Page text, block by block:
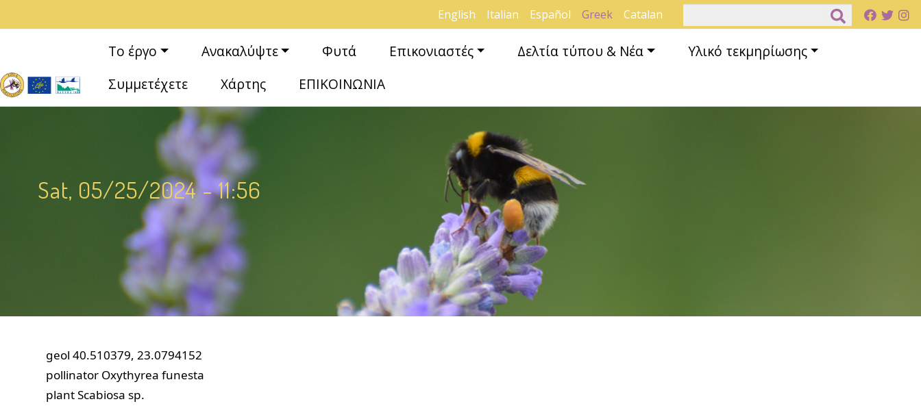
English Italian Español Greek Catalan
Κεντρική πλοήγηση
Το έργο Ανακαλύψτε Φυτά Επικονιαστές Δελτία τύπου & Νέα
Υλικό τεκμηρίωσης
Συμμετέχετε
Χάρτης ΕΠΙΚΟΙΝΩΝΙΑ
Sat, 05/25/2024 - 11:56
geol 40.510379, 23.0794152
pollinator Oxythyrea funesta
plantScabiosa sp.